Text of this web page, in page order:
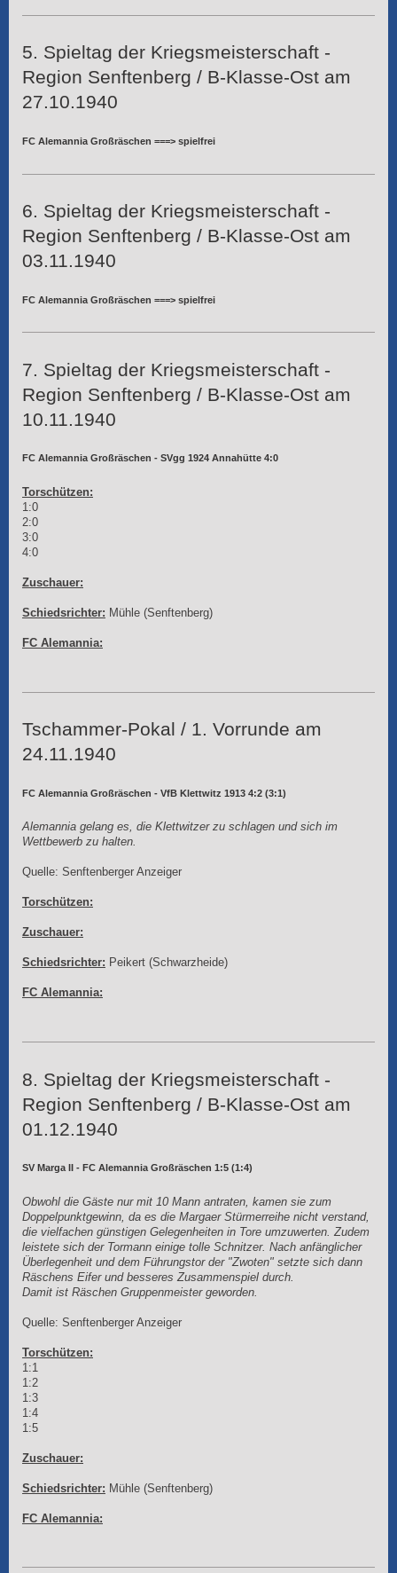
5. Spieltag der Kriegsmeisterschaft -
Region Senftenberg / B-Klasse-Ost am
27.10.1940
FC Alemannia Großräschen ===> spielfrei
6. Spieltag der Kriegsmeisterschaft -
Region Senftenberg / B-Klasse-Ost am
03.11.1940
FC Alemannia Großräschen ===> spielfrei
7. Spieltag der Kriegsmeisterschaft -
Region Senftenberg / B-Klasse-Ost am
10.11.1940
FC Alemannia Großräschen - SVgg 1924 Annahütte 4:0
Torschützen:
1:0
2:0
3:0
4:0
Zuschauer:
Schiedsrichter: Mühle (Senftenberg)
FC Alemannia:
Tschammer-Pokal / 1. Vorrunde am
24.11.1940
FC Alemannia Großräschen - VfB Klettwitz 1913 4:2 (3:1)
Alemannia gelang es, die Klettwitzer zu schlagen und sich im
Wettbewerb zu halten.
Quelle: Senftenberger Anzeiger
Torschützen:
Zuschauer:
Schiedsrichter: Peikert (Schwarzheide)
FC Alemannia:
8. Spieltag der Kriegsmeisterschaft -
Region Senftenberg / B-Klasse-Ost am
01.12.1940
SV Marga II - FC Alemannia Großräschen 1:5 (1:4)
Obwohl die Gäste nur mit 10 Mann antraten, kamen sie zum
Doppelpunktgewinn, da es die Margaer Stürmerreihe nicht verstand,
die vielfachen günstigen Gelegenheiten in Tore umzuwerten. Zudem
leistete sich der Tormann einige tolle Schnitzer. Nach anfänglicher
Überlegenheit und dem Führungstor der "Zwoten" setzte sich dann
Räschens Eifer und besseres Zusammenspiel durch.
Damit ist Räschen Gruppenmeister geworden.
Quelle: Senftenberger Anzeiger
Torschützen:
1:1
1:2
1:3
1:4
1:5
Zuschauer:
Schiedsrichter: Mühle (Senftenberg)
FC Alemannia: